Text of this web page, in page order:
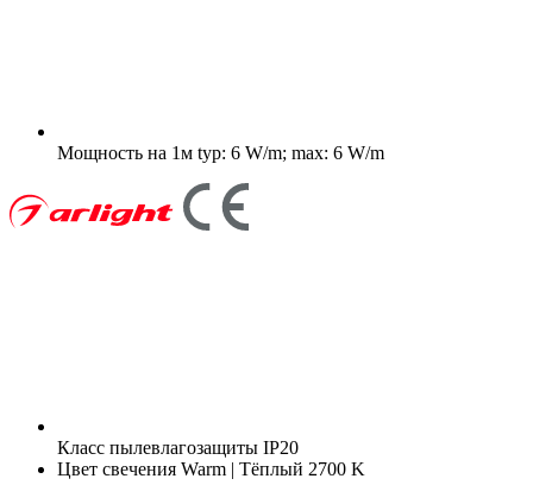
Мощность на 1м typ: 6 W/m; max: 6 W/m
Класс пылевлагозащиты IP20
Цвет свечения Warm | Тёплый 2700 K